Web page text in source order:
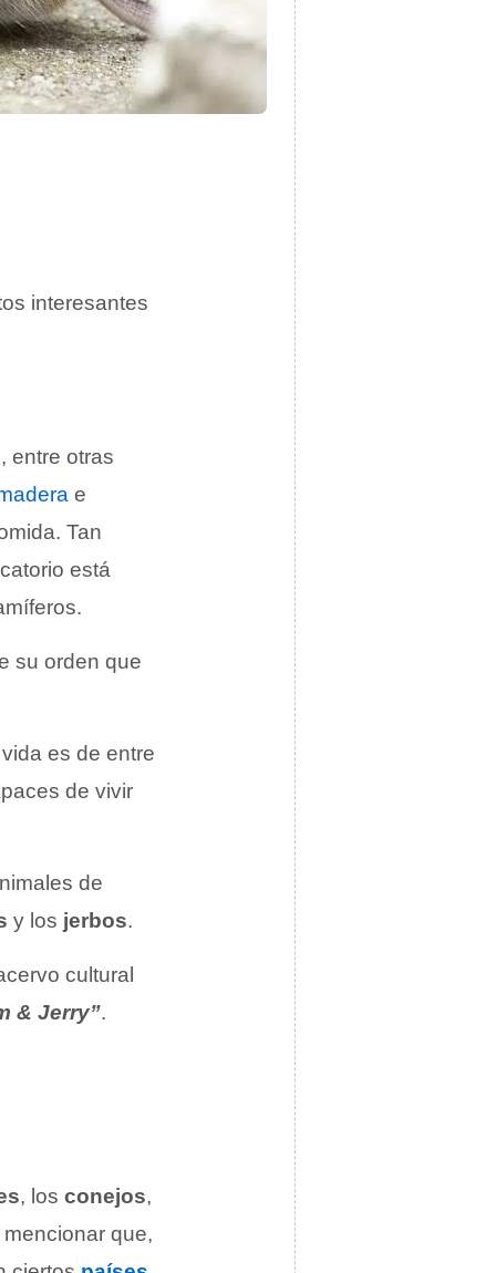
interesantes
entre otras
e
Tan
está
su orden que
es de entre
de vivir
de
y los jerbos.
cultural
& Jerry”.
, los conejos,
que,